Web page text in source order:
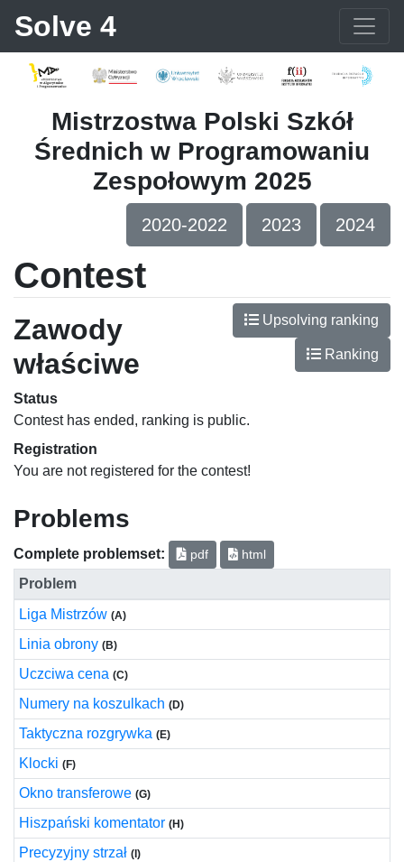
Solve 4
Mistrzostwa Polski Szkół
Średnich w Programowaniu
Zespołowym 2025
2020-2022 2023 2024
Contest
Zawody
właściwe
Upsolving ranking
Ranking
Status
Contest has ended, ranking is public.
Registration
You are not registered for the contest!
Problems
Complete problemset: pdf html
Problem
Liga Mistrzów (A)
Linia obrony (B)
Uczciwa cena (C)
Numery na koszulkach (D)
Taktyczna rozgrywka (E)
Klocki (F)
Okno transferowe (G)
Hiszpański komentator (H)
Precyzyjny strzał (I)